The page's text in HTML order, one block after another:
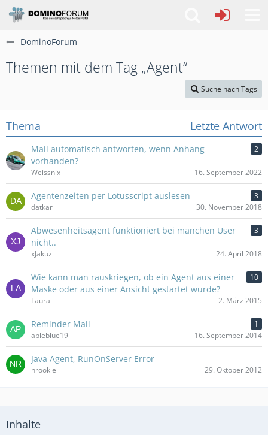
DominoForum
Themen mit dem Tag „Agent“
Suche nach Tags
Thema Letzte Antwort
Mail automatisch antworten, wenn Anhang
vorhanden?
2
Weissnix 16. September 2022
Agentenzeiten per Lotusscript auslesen
3
datkar
30. November 2018
Abwesenheitsagent funktioniert bei manchen User
nicht..
3
xJakuzi 24. April 2018
Wie kann man rauskriegen, ob ein Agent aus einer
Maske oder aus einer Ansicht gestartet wurde?
10
Laura 2. März 2015
Reminder Mail
1
apleblue19
16. September 2014
Java Agent, RunOnServer Error
nrookie 29. Oktober 2012
Inhalte